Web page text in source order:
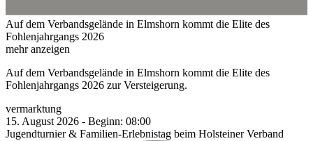
Auf dem Verbandsgelände in Elmshorn kommt die Elite des
Fohlenjahrgangs 2026
mehr anzeigen
Auf dem Verbandsgelände in Elmshorn kommt die Elite des
Fohlenjahrgangs 2026 zur Versteigerung.
vermarktung
15. August 2026 - Beginn: 08:00
Jugendturnier & Familien-Erlebnistag beim Holsteiner Verband